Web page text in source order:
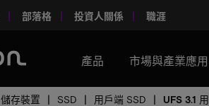
部落格 投資人關係 職涯
產品 市場與產業應用
儲存裝置 SSD 用戶端 SSD UFS 3.1